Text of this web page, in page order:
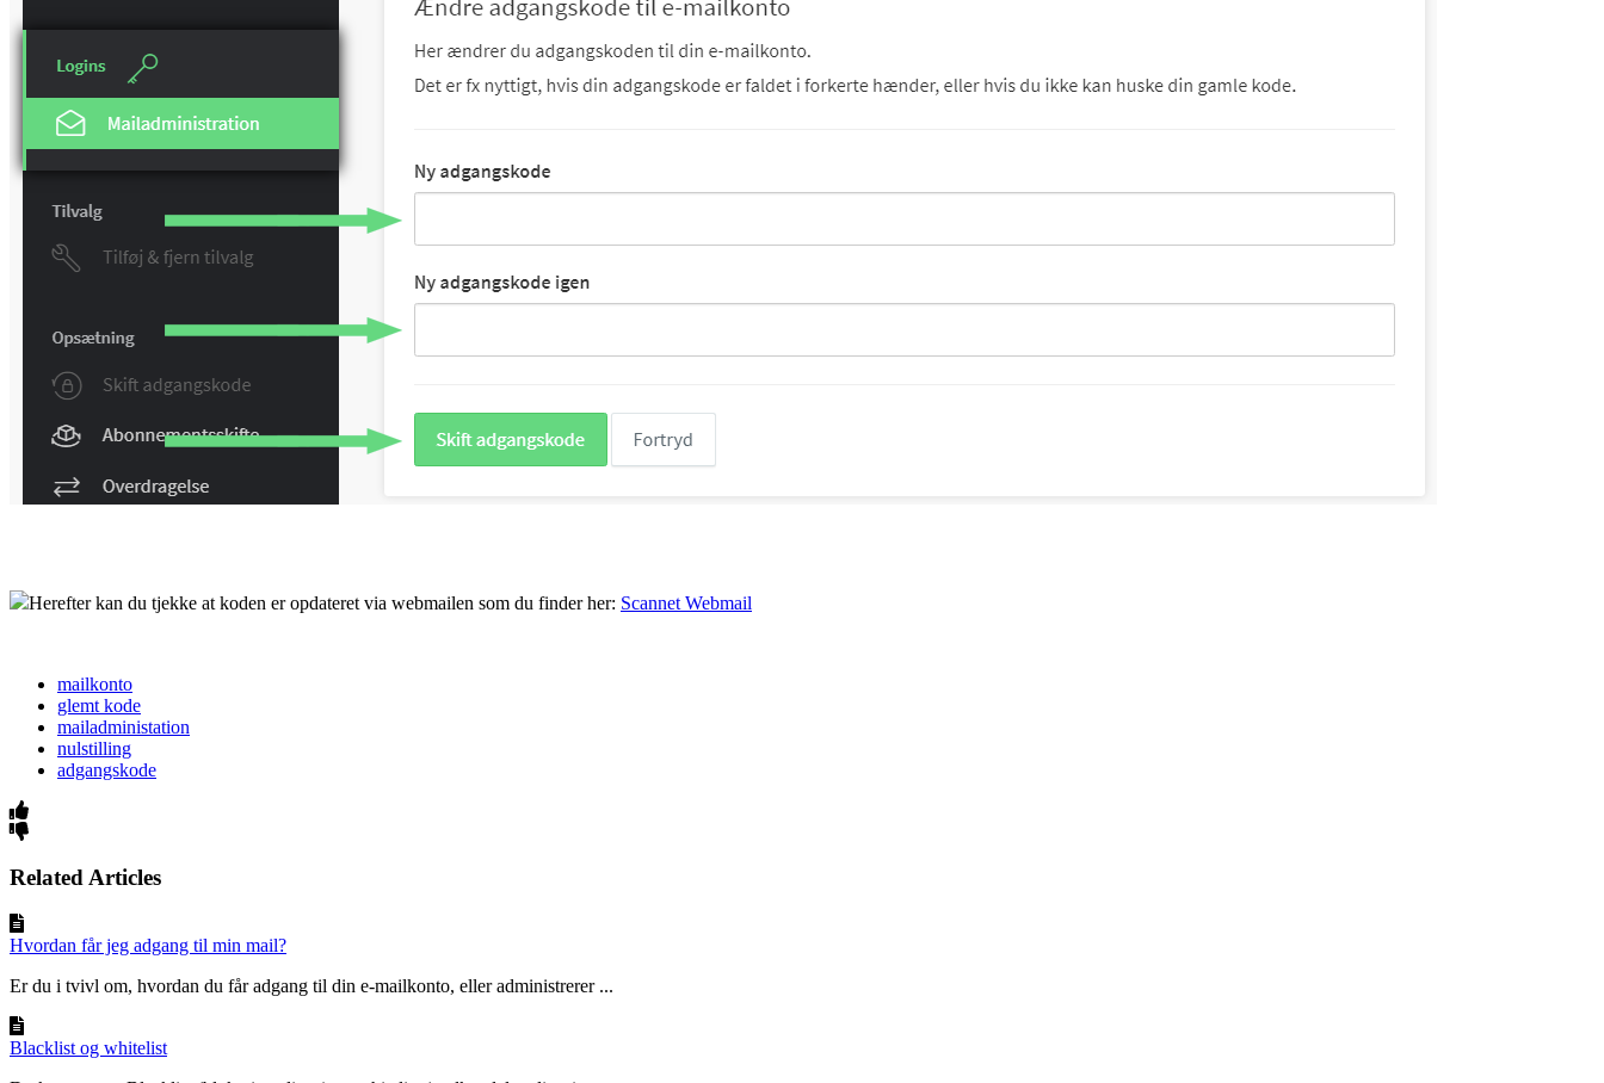
Herefter kan du tjekke at koden er opdateret via webmailen som du finder her: Scannet Webmail
mailkonto
glemt kode
mailadministation
nulstilling
adgangskode
Related Articles
Hvordan får jeg adgang til min mail?
Er du i tvivl om, hvordan du får adgang til din e-mailkonto, eller administrerer ...
Blacklist og whitelist